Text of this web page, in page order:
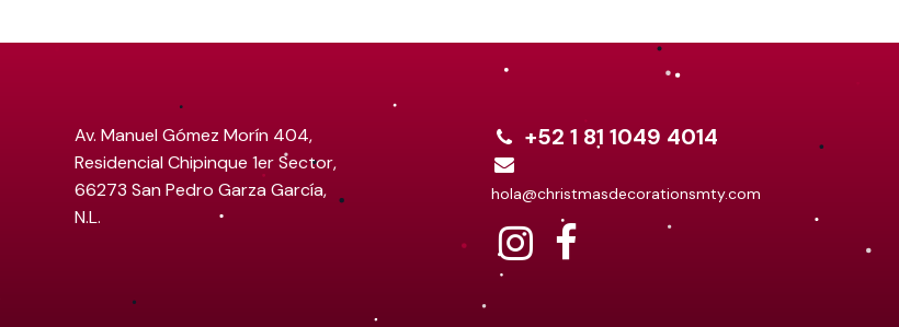
Av. Manuel Gómez Morín 404,
Residencial Chipinque 1er Sector,
66273 San Pedro Garza García,
N.L.
+52 1 81 1049 4014
hola@christmasdecorationsmty.com